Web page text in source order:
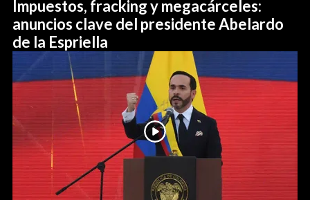
Impuestos, fracking y megacárceles:
anuncios clave del presidente Abelardo
de la Espriella